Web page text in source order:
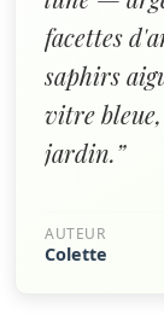
facettes
saphirs
vitre
jardin.”
AUTEUR
Colette